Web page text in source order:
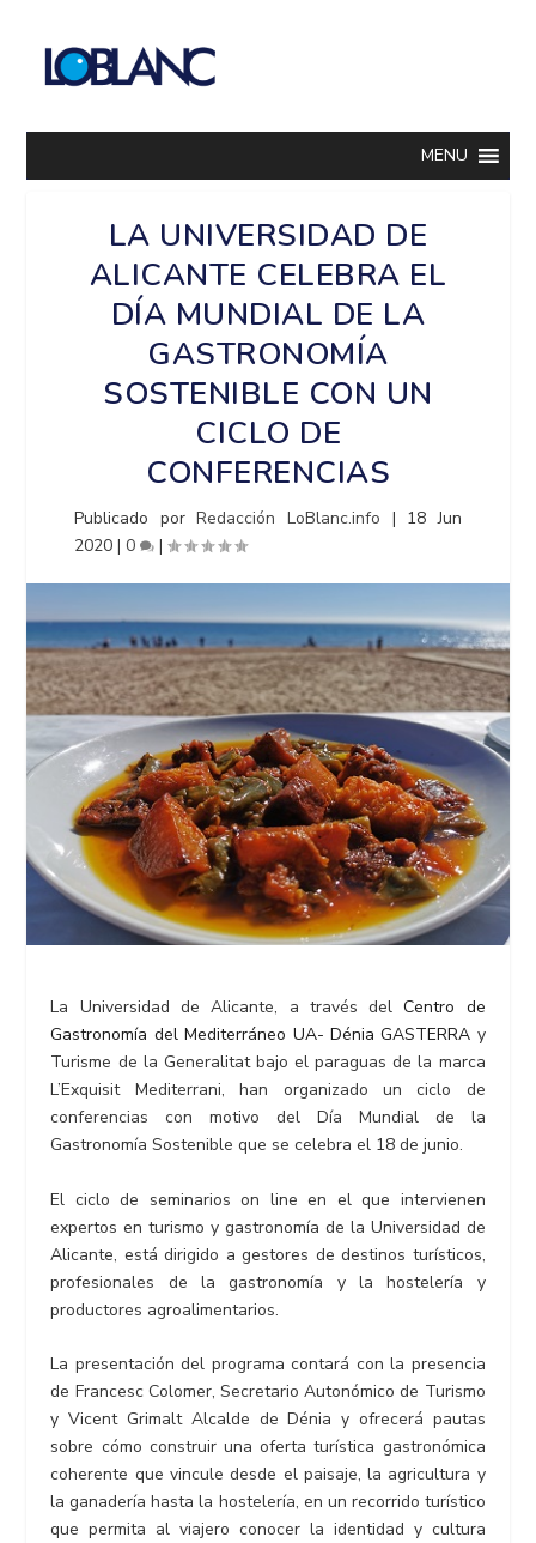
MENU
LA UNIVERSIDAD DE
ALICANTE CELEBRA EL
DÍA MUNDIAL DE LA
GASTRONOMÍA
SOSTENIBLE CON UN
CICLO DE
CONFERENCIAS
Publicado porRedacción LoBlanc.info | 18 Jun
2020 |0 |
La Universidad de Alicante, a través delCentro de
Gastronomía del Mediterráneo UA- Dénia GASTERRA y
Turisme de la Generalitat bajo el paraguas de la marca
L’Exquisit Mediterrani, han organizado un ciclo de
conferencias con motivo del Día Mundial de la
Gastronomía Sostenible que se celebra el 18 de junio.
El ciclo de seminarios on line en el que intervienen
expertos en turismo y gastronomía de la Universidad de
Alicante, está dirigido a gestores de destinos turísticos,
profesionales de la gastronomía y la hostelería y
productores agroalimentarios.
La presentación del programa contará con la presencia
de Francesc Colomer, Secretario Autonómico de Turismo
y Vicent Grimalt Alcalde de Dénia y ofrecerá pautas
sobre cómo construir una oferta turística gastronómica
coherente que vincule desde el paisaje, la agricultura y
la ganadería hasta la hostelería, en un recorrido turístico
que permita al viajero conocer la identidad y cultura